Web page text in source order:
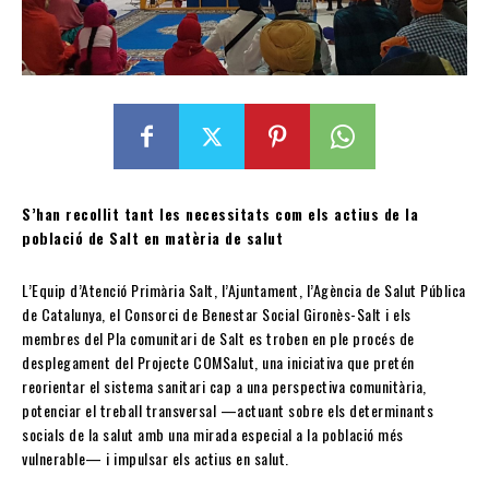
S’han recollit tant les necessitats com els actius de la
població de Salt en matèria de salut
L’Equip d’Atenció Primària Salt, l’Ajuntament, l’Agència de Salut Pública
de Catalunya, el Consorci de Benestar Social Gironès-Salt i els
membres del Pla comunitari de Salt es troben en ple procés de
desplegament del Projecte COMSalut, una iniciativa que pretén
reorientar el sistema sanitari cap a una perspectiva comunitària,
potenciar el treball transversal —actuant sobre els determinants
socials de la salut amb una mirada especial a la població més
vulnerable— i impulsar els actius en salut.